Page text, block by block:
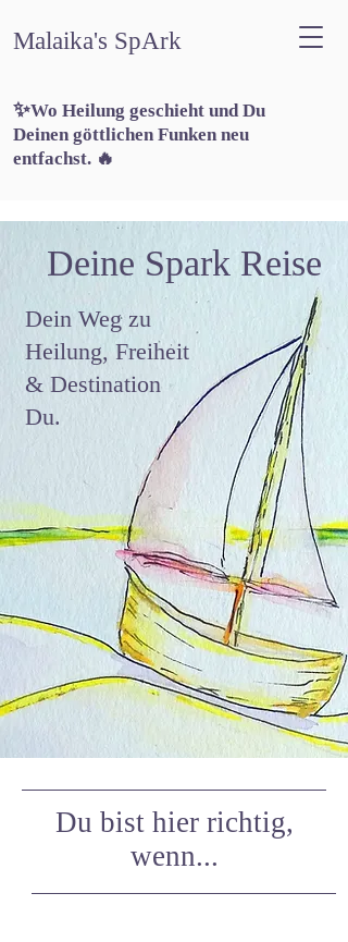
Malaika's SpArk
✨Wo Heilung geschieht und Du
Deinen göttlichen Funken neu
entfachst. 🔥
Deine Spark Reise
Dein Weg zu
Heilung, Freiheit
& Destination
Du.
Du bist hier richtig,
wenn...